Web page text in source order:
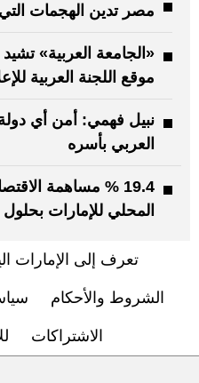
مصر تدين الهجمات
«الجامعة العربية»
موقع اللجنة العربية
نبيل فهمي: أمن أي
العربي بأسره
19.4 % مساهمة
المحلي للإمارات بحلول 2031
تعرف إلى الإمارات
الشروط والأحكام
الاشتراكات